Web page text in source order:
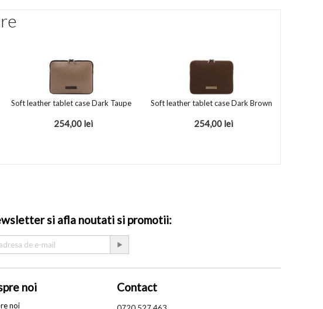
Soft leather tablet case Dark Taupe
254,00 lei
Soft leather tablet case Dark Brown
254,00 lei
si afla noutati si promotii:
noi
noi
Contact